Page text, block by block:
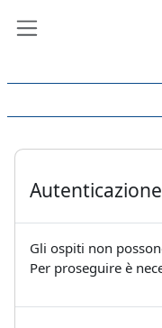
Gli ospiti non
Per proseguire è